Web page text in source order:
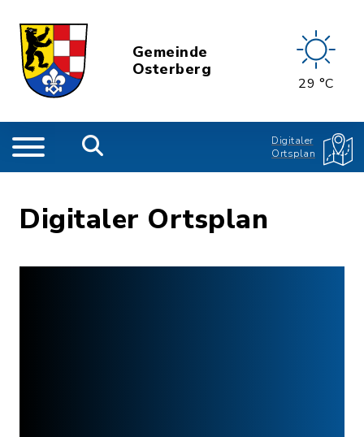
Gemeinde
Osterberg
29 °C
Digitaler
Ortsplan
Digitaler Ortsplan